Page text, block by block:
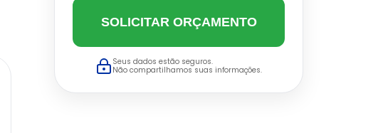
SOLICITAR ORÇAMENTO
Seus dados estão seguros.
Não compartilhamos suas informações.